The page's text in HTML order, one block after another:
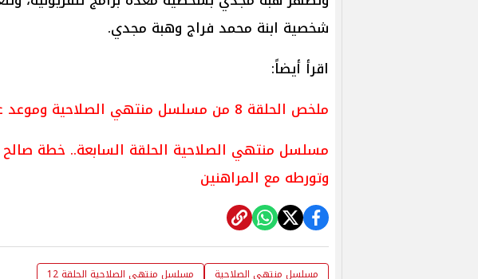
شخصية ابنة محمد فراج وهبة مجدي.
اقرأ أيضاً:
ملخص الحلقة 8 من مسلسل منتهي الصلاحية وموعد عرض الحلقة 9
مسلسل منتهي الصلاحية الحلقة السابعة.. خطة
وتورطه مع المراهنين
مسلسل منتهي الصلاحية
مسلسل منتهي الصلاحية الحلقة 12